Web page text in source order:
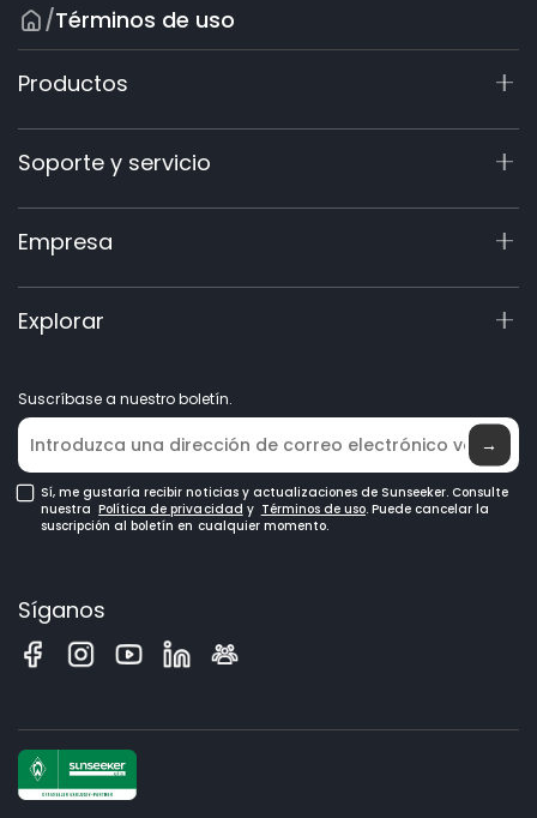
/Términos de uso
Productos
X7 / X7 Plus Gen 2
X5 Gen 2
X3 Gen 2
Serie X9
Accesorios
Soporte y servicio
Centro de soporte
Registro de garantía
Consulta de producto
Manuales y vídeos
Empresa
Sobre nosotros
Elite Lab
Dónde comprar
Explorar
Suscríbase a nuestro boletín.
→
Sí, me gustaría recibir noticias y actualizaciones de Sunseeker. Consulte
nuestra Política de privacidad y Términos de uso. Puede cancelar la
suscripción al boletín en cualquier momento.
Síganos